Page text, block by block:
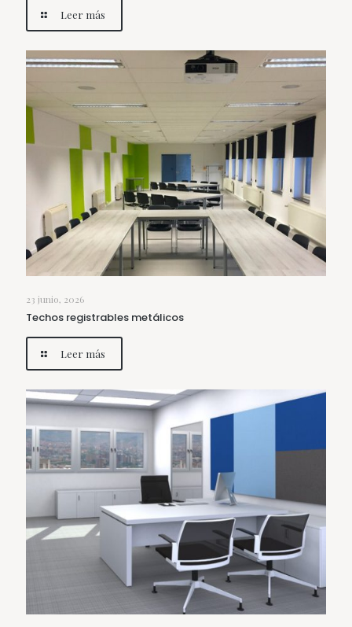
Leer más
23 junio, 2026
Techos registrables metálicos
Leer más